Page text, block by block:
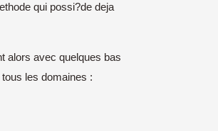
qui possi?de deja
alors avec quelques bas
les domaines :